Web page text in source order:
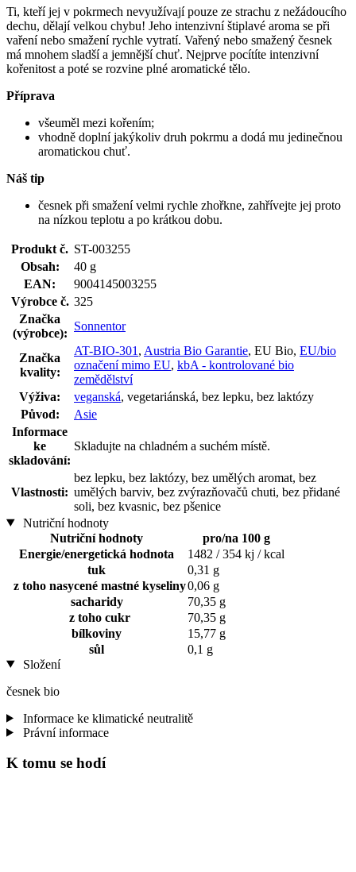
Ti, kteří jej v pokrmech nevyužívají pouze ze strachu z nežádoucího
dechu, dělají velkou chybu! Jeho intenzivní štiplavé aroma se při
vaření nebo smažení rychle vytratí. Vařený nebo smažený česnek
má mnohem sladší a jemnější chuť. Nejprve pocítíte intenzivní
kořenitost a poté se rozvine plné aromatické tělo.
Příprava
všeuměl mezi kořením;
vhodně doplní jakýkoliv druh pokrmu a dodá mu jedinečnou
aromatickou chuť.
Náš tip
česnek při smažení velmi rychle zhořkne, zahřívejte jej proto
na nízkou teplotu a po krátkou dobu.
Produkt č. ST-003255
Obsah:
40 g
EAN:
9004145003255
Výrobce č. 325
Značka
(výrobce):
Sonnentor
Značka
kvality:
AT-BIO-301 , Austria Bio Garantie, EU Bio, EU/bio
označení mimo EU, kbA - kontrolované bio
zemědělství
Výživa:
veganská, vegetariánská, bez lepku, bez laktózy
Původ:
Asie
Informace
ke
skladování:
Skladujte na chladném a suchém místě.
Vlastnosti:
bez lepku, bez laktózy, bez umělých aromat, bez
umělých barviv, bez zvýrazňovačů chuti, bez přidané
soli, bez kvasnic, bez pšenice
Nutriční hodnoty
Nutriční hodnoty
pro/na 100 g
Energie/energetická hodnota
1482 / 354 kj / kcal
tuk
0,31 g
z toho nasycené mastné kyseliny0,06 g
sacharidy
70,35 g
z toho cukr
70,35 g
bílkoviny
15,77 g
sůl
0,1 g
Složení
česnek bio
Informace ke klimatické neutralitě
Právní informace
K tomu se hodí